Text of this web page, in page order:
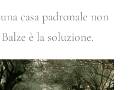
casa padronale non
è la soluzione.